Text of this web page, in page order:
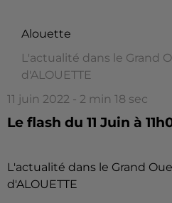
Alouette
L'actualité dans le Grand
d'ALOUETTE
11 juin 2022 - 2 min 18 sec
Le flash du 11 Juin à
L'actualité dans le Grand
d'ALOUETTE